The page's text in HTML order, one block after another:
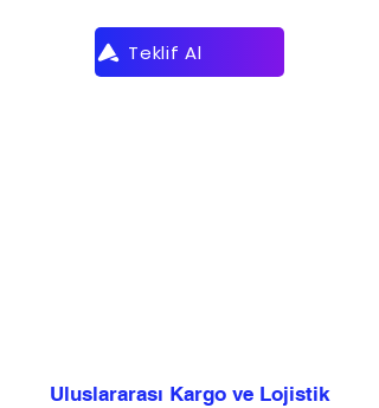
Teklif Al
Uluslararası Kargo ve Lojistik